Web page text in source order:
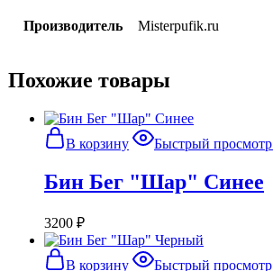
Производитель Misterpufik.ru
Похожие товары
В корзину Быстрый просмотр
Бин Бег "Шар" Синее
3200 ₽
В корзину Быстрый просмотр